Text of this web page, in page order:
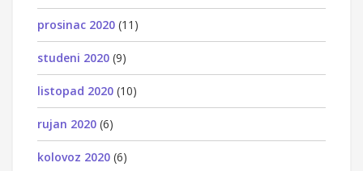
prosinac 2020 (11)
studeni 2020 (9)
listopad 2020 (10)
rujan 2020 (6)
kolovoz 2020 (6)